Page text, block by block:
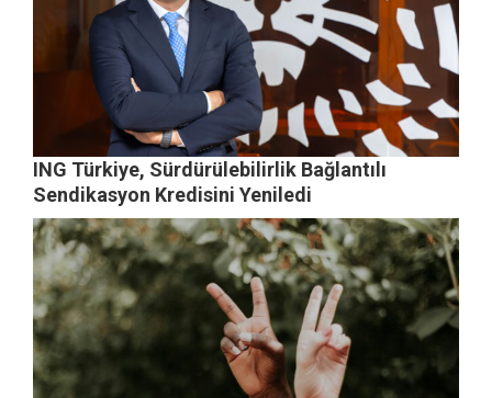
ING Türkiye, Sürdürülebilirlik Bağlantılı
Sendikasyon Kredisini Yeniledi